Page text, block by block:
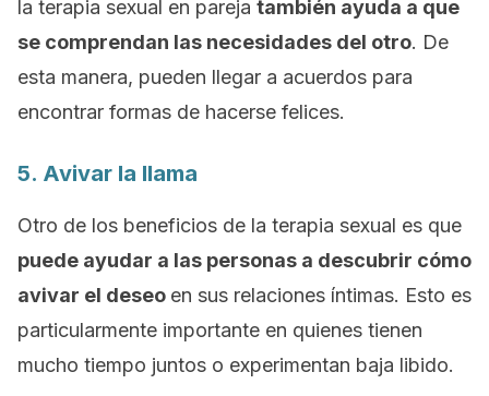
la terapia sexual en pareja también ayuda a que
se comprendan las necesidades del otro. De
esta manera, pueden llegar a acuerdos para
encontrar formas de hacerse felices.
5. Avivar la llama
Otro de los beneficios de la terapia sexual es que
puede ayudar a las personas a descubrir cómo
avivar el deseo en sus relaciones íntimas. Esto es
particularmente importante en quienes tienen
mucho tiempo juntos o experimentan baja libido.